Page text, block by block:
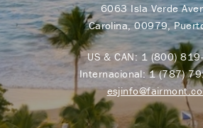
6063 Isla Verde
Carolina, 00979,
US & CAN: 1 (800)
Internacional:1 (787)